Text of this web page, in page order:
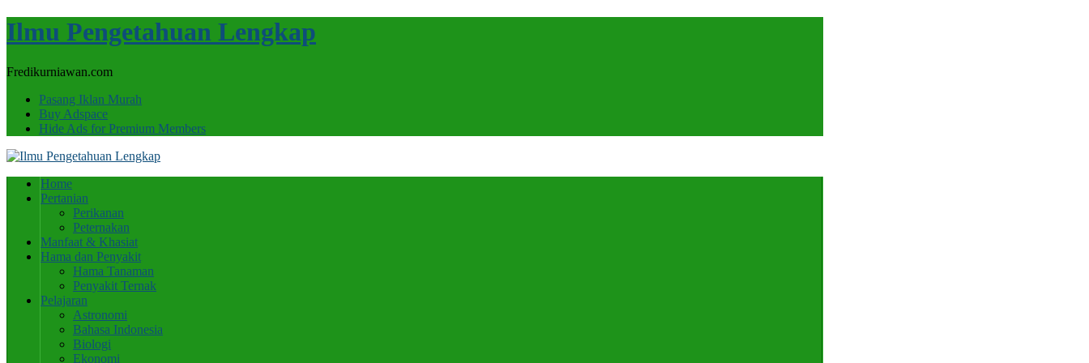
Ilmu Pengetahuan Lengkap
Fredikurniawan.com
Pasang Iklan Murah
Buy Adspace
Hide Ads for Premium Members
Home
Pertanian
Perikanan
Peternakan
Manfaat & Khasiat
Hama dan Penyakit
Hama Tanaman
Penyakit Ternak
Pelajaran
Astronomi
Bahasa Indonesia
Biologi
Ekonomi